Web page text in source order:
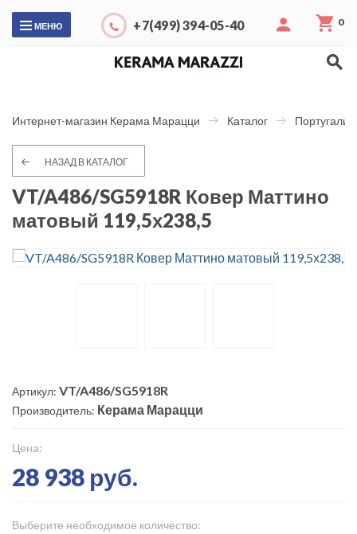
МЕНЮ +7(499) 394-05-40 0
Интернет-магазин Керама Марацци Каталог Португалия
НАЗАД В КАТАЛОГ
VT/A486/SG5918R Ковер Маттино
матовый 119,5х238,5
Артикул: VT/A486/SG5918R
Производитель: Керама Марацци
Цена:
28 938 руб.
Выберите необходимое количество: